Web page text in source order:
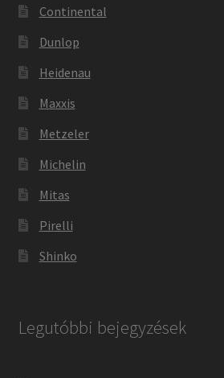
Continental
Dunlop
Heidenau
Maxxis
Metzeler
Michelin
Mitas
Pirelli
Shinko
Legutóbbi bejegyzések